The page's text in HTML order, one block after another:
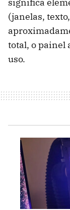
significa
(janelas,
total, o painel
uso.